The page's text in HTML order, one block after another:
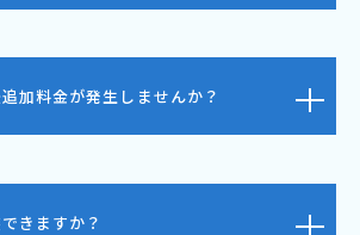
加料金が発生しませんか？
きますか？